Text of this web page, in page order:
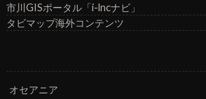
市川GISポータル「i-lncナビ」
タビマップ海外コンテンツ
オセアニア